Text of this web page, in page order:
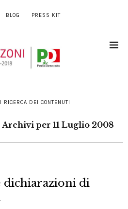
BLOG PRESS KIT
RICERCA DEI CONTENUTI
Archivi per 11 Luglio 2008
dichiarazioni di